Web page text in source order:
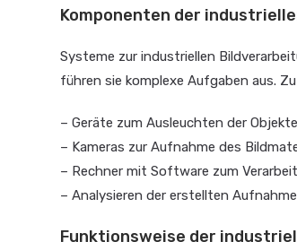
Komponenten der
Systeme zur industriellen
führen sie komplexe Aufgaben aus.
– Geräte zum Ausleuchten der
– Kameras zur Aufnahme des
– Rechner mit Software zum
– Analysieren der erstellten
Funktionsweise der